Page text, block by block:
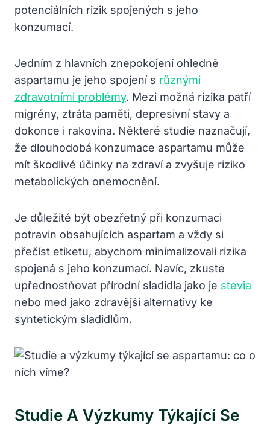
potenciálních rizik spojených s jeho
konzumací.
Jedním z hlavních znepokojení ohledně
aspartamu je jeho spojení s různými
zdravotními problémy. Mezi možná rizika patří
migrény, ztráta paměti, depresivní stavy a
dokonce i rakovina. Některé studie naznačují,
že dlouhodobá konzumace aspartamu může
mít škodlivé účinky na zdraví a zvyšuje riziko
metabolických onemocnění.
Je důležité být obezřetný při konzumaci
potravin obsahujících aspartam a vždy si
přečíst etiketu, abychom minimalizovali rizika
spojená s jeho konzumací. Navíc, zkuste
upřednostňovat přírodní sladidla jako je stevia
nebo med jako zdravější alternativy ke
syntetickým sladidlům.
Studie A Výzkumy Týkající Se